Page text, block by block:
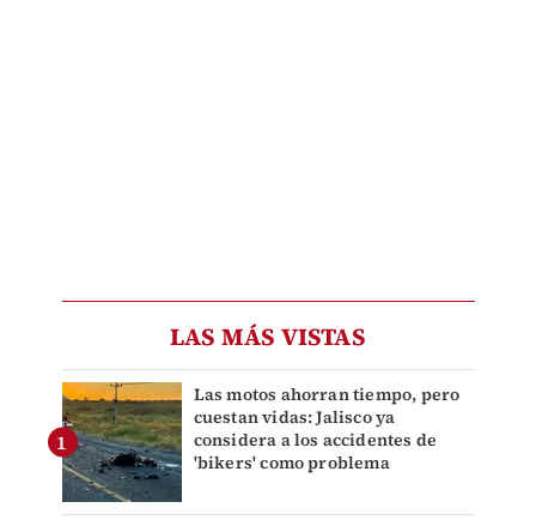
LAS MÁS VISTAS
Las motos ahorran tiempo, pero
cuestan vidas: Jalisco ya
considera a los accidentes de
'bikers' como problema